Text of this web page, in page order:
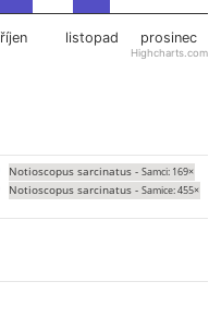
říjen listopad prosinec
Highcharts.com
Notioscopus sarcinatus - Samci: 169×
Notioscopus sarcinatus - Samice: 455×